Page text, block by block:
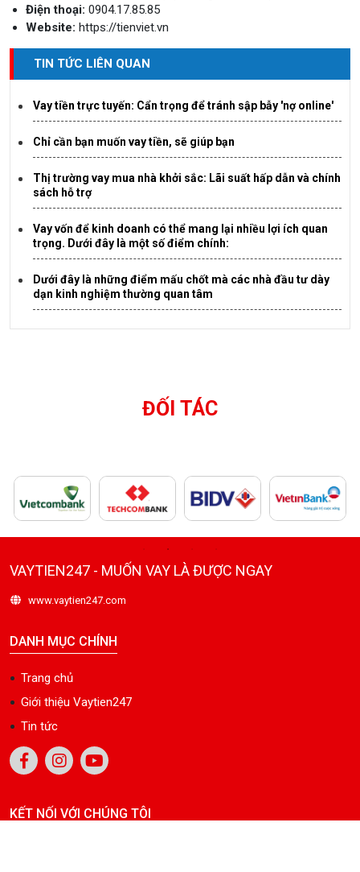
Điện thoại: 0904.17.85.85
Website: https://tienviet.vn
TIN TỨC LIÊN QUAN
Vay tiền trực tuyến: Cẩn trọng để tránh sập bẫy 'nợ online'
Chỉ cần bạn muốn vay tiền, sẽ giúp bạn
Thị trường vay mua nhà khởi sắc: Lãi suất hấp dẫn và chính
sách hỗ trợ
Vay vốn để kinh doanh có thể mang lại nhiều lợi ích quan
trọng. Dưới đây là một số điểm chính:
Dưới đây là những điểm mấu chốt mà các nhà đầu tư dày
dạn kinh nghiệm thường quan tâm
ĐỐI TÁC
VAYTIEN247 - MUỐN VAY LÀ ĐƯỢC NGAY
www.vaytien247.com
DANH MỤC CHÍNH
Trang chủ
Giới thiệu Vaytien247
Tin tức
KẾT NỐI VỚI CHÚNG TÔI